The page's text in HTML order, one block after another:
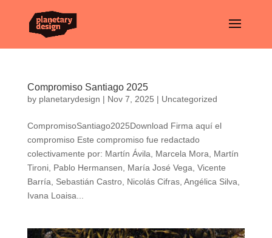
Compromiso Santiago 2025
by planetarydesign | Nov 7, 2025 | Uncategorized
CompromisoSantiago2025Download Firma aquí el
compromiso Este compromiso fue redactado
colectivamente por: Martín Ávila, Marcela Mora, Martín
Tironi, Pablo Hermansen, María José Vega, Vicente
Barría, Sebastián Castro, Nicolás Cifras, Angélica Silva,
Ivana Loaisa...